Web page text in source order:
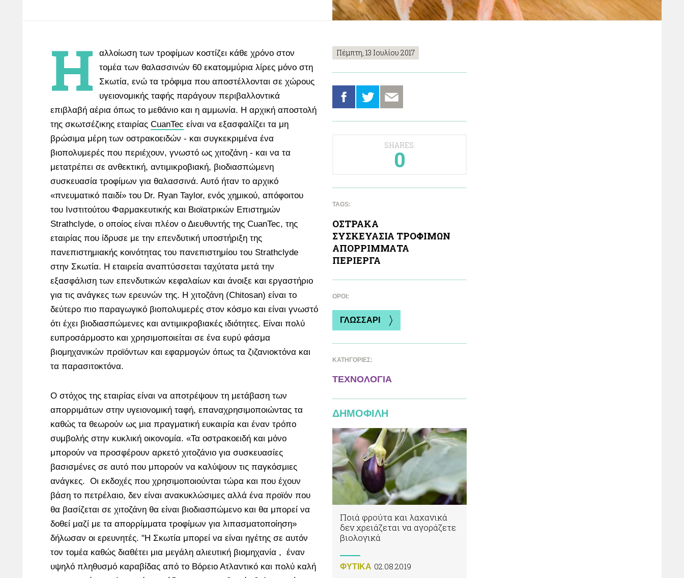
Πέμπτη, 13 Ιουλίου 2017
SHARES:
0
Η
αλλοίωση των τροφίμων κοστίζει κάθε χρόνο στον
τομέα των θαλασσινών 60 εκατομμύρια λίρες μόνο στη
Σκωτία, ενώ τα τρόφιμα που αποστέλλονται σε χώρους
υγειονομικής ταφής παράγουν περιβαλλοντικά
επιβλαβή αέρια όπως το μεθάνιο και η αμμωνία. Η αρχική αποστολή
της σκωτσέζικης εταιρίας CuanTec είναι να εξασφαλίζει τα μη
βρώσιμα μέρη των οστρακοειδών - και συγκεκριμένα ένα
βιοπολυμερές που περιέχουν, γνωστό ως χιτοζάνη - και να τα
μετατρέπει σε ανθεκτική, αντιμικροβιακή, βιοδιασπώμενη
συσκευασία τροφίμων για θαλασσινά. Αυτό ήταν το αρχικό
«πνευματικό παιδί» του Dr. Ryan Taylor, ενός χημικού, απόφοιτου
του Ινστιτούτου Φαρμακευτικής και Βιοϊατρικών Επιστημών
Strathclyde, ο οποίος είναι πλέον ο Διευθυντής της CuanTec, της
εταιρίας που ίδρυσε με την επενδυτική υποστήριξη της
πανεπιστημιακής κοινότητας του πανεπιστημίου του Strathclyde
στην Σκωτία. Η εταιρεία αναπτύσσεται ταχύτατα μετά την
εξασφάλιση των επενδυτικών κεφαλαίων και άνοιξε και εργαστήριο
για τις ανάγκες των ερευνών της. Η χιτοζάνη (Chitosan) είναι το
δεύτερο πιο παραγωγικό βιοπολυμερές στον κόσμο και είναι γνωστό
ότι έχει βιοδιασπώμενες και αντιμικροβιακές ιδιότητες. Είναι πολύ
ευπροσάρμοστο και χρησιμοποιείται σε ένα ευρύ φάσμα
βιομηχανικών προϊόντων και εφαρμογών όπως τα ζιζανιοκτόνα και
τα παρασιτοκτόνα.
Ο στόχος της εταιρίας είναι να αποτρέψουν τη μετάβαση των
απορριμάτων στην υγειονομική ταφή, επαναχρησιμοποιώντας τα
καθώς τα θεωρούν ως μια πραγματική ευκαιρία και έναν τρόπο
συμβολής στην κυκλική οικονομία. «Τα οστρακοειδή και μόνο
μπορούν να προσφέρουν αρκετό χιτοζάνιο για συσκευασίες
βασισμένες σε αυτό που μπορούν να καλύψουν τις παγκόσμιες
ανάγκες. Οι εκδοχές που χρησιμοποιούνται τώρα και που έχουν
βάση το πετρέλαιο, δεν είναι ανακυκλώσιμες αλλά ένα προϊόν που
θα βασίζεται σε χιτοζάνη θα είναι βιοδιασπώμενο και θα μπορεί να
δοθεί μαζί με τα απορρίμματα τροφίμων για λιπασματοποίηση»
δήλωσαν οι ερευνητές. "Η Σκωτία μπορεί να είναι ηγέτης σε αυτόν
τον τομέα καθώς διαθέτει μια μεγάλη αλιευτική βιομηχανία , έναν
υψηλό πληθυσμό καραβίδας από το Βόρειο Ατλαντικό και πολύ καλή
TAGS:
ΟΣΤΡΑΚΑ
ΣΥΣΚΕΥΑΣΙΑ ΤΡΟΦΙΜΩΝ
ΑΠΟΡΡΙΜΜΑΤΑ
ΠΕΡΙΕΡΓΑ
ΌΡΟΙ:
ΓΛΩΣΣΑΡΙ
ΚΑΤΗΓΟΡΙΕΣ:
ΤΕΧΝΟΛΟΓΙΑ
ΔΗΜΟΦΙΛΗ
Ποιά φρούτα και λαχανικά
δεν χρειάζεται να αγοράζετε
βιολογικά
ΦΥΤΙΚA 02.08.2019